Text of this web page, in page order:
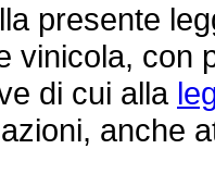
presente
vinicola, con
di cui alla
anche